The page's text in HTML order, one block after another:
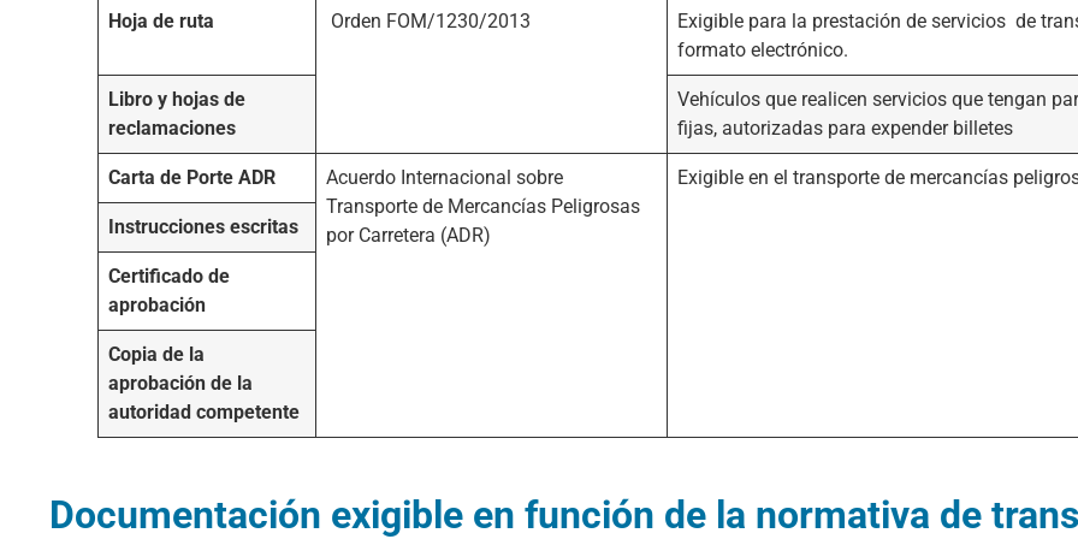
Hoja de ruta Orden FOM/1230/2013
Exigible para la prestación de servicios de
formato electrónico.
Libro y hojas de
reclamaciones
Vehículos que realicen servicios que tengan
fijas, autorizadas para expender billetes
Carta de Porte ADR
Acuerdo Internacional sobre
Transporte de Mercancías Peligrosas
por Carretera (ADR)
Exigible en el transporte de mercancías
Instrucciones escritas
Certificado de
aprobación
Copia de la
aprobación de la
autoridad competente
Documentación exigible en función de la normativa de